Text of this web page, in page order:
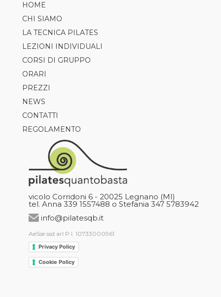
HOME
CHI SIAMO
LA TECNICA PILATES
LEZIONI INDIVIDUALI
CORSI DI GRUPPO
PILATES
AXIS
TRX
CLASS5
GAP
REFORMER CLASS
CARDIO
GARUDA
NORDIC WALKING
ORARI
PREZZI
NEWS
CONTATTI
REGOLAMENTO
vicolo Corridoni 6 - 20025 Legnano (MI)
tel. Anna 339 1557488 o Stefania 347 5783942
info@pilatesqb.it
AeSse ssd arl P.I. 10733000961
Privacy Policy
Cookie Policy